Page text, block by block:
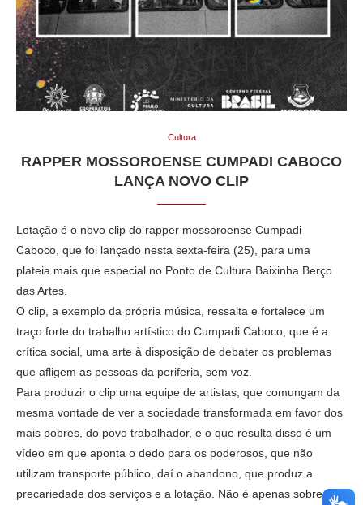
Cultura
RAPPER MOSSOROENSE CUMPADI CABOCO
LANÇA NOVO CLIP
Lotação é o novo clip do rapper mossoroense Cumpadi
Caboco, que foi lançado nesta sexta-feira (25), para uma
plateia mais que especial no Ponto de Cultura Baixinha Berço
das Artes.
O clip, a exemplo da própria música, ressalta e fortalece um
traço forte do trabalho artístico do Cumpadi Caboco, que é a
crítica social, uma arte à disposição de debater os problemas
que afligem as pessoas da periferia, sem voz.
Para produzir o clip uma equipe de artistas, que comungam da
mesma vontade de ver a sociedade transformada em favor dos
mais pobres, do povo trabalhador, e o que resulta disso é um
vídeo em que aponta o dedo para os poderosos, que não
utilizam transporte público, daí o abandono, que produz a
precariedade dos serviços e a lotação. Não é apenas sobre